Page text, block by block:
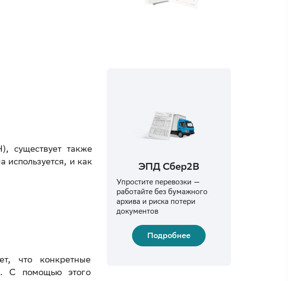
существует также
используется, и как
что конкретные
С помощью этого
ЭПД Сбер2B
Упростите перевозки —
работайте без бумажного
архива и риска потери
документов
Подробнее